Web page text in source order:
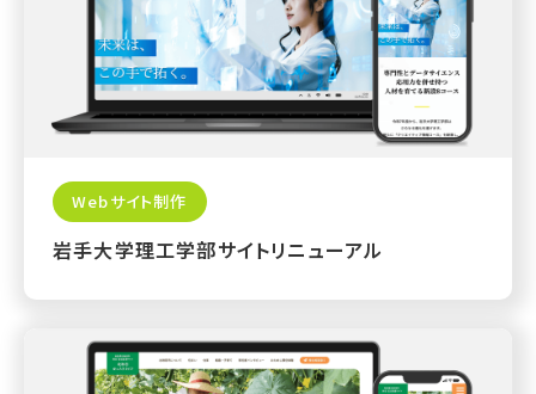
Webサイト制作
岩手大学理工学部サイトリニューアル